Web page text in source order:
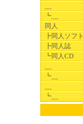
┗__
同人
┣同人ソフト
┣同人誌
┗同人CD
┗__
┗__